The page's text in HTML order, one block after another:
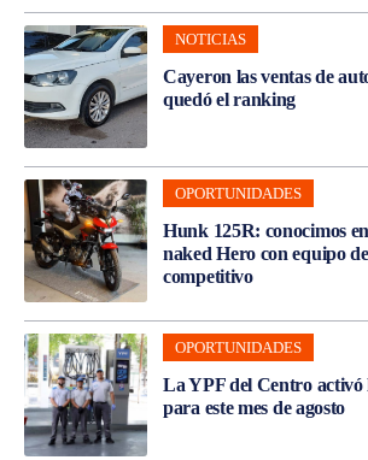
NOTICIAS
Cayeron las ventas de
quedó el ranking
OPORTUNIDADES
Hunk 125R: conocimos
naked Hero con equipo
competitivo
OPORTUNIDADES
La YPF del Centro activó
para este mes de agosto